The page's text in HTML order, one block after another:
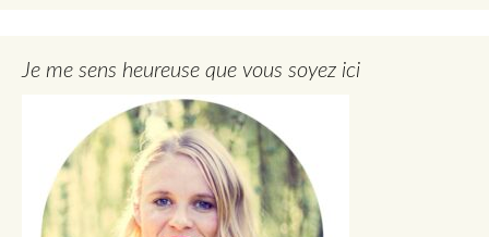
Je me sens heureuse que vous soyez ici